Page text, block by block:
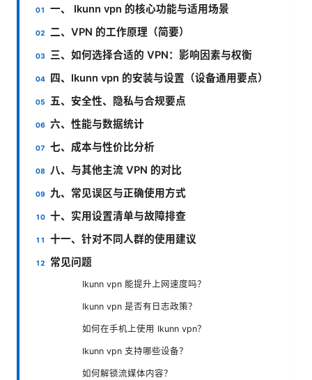
一、 Ikunn vpn 的核心功能与适用场景
二、VPN 的工作原理（简要）
三、如何选择合适的 VPN：影响因素与权衡
四、Ikunn vpn 的安装与设置（设备通用要点）
五、安全性、隐私与合规要点
六、性能与数据统计
七、成本与性价比分析
八、与其他主流 VPN 的对比
九、常见误区与正确使用方式
十、实用设置清单与故障排查
十一、针对不同人群的使用建议
常见问题
Ikunn vpn 能提升上网速度吗？
Ikunn vpn 是否有日志政策？
如何在手机上使用 Ikunn vpn？
Ikunn vpn 支持哪些设备？
如何解锁流媒体内容？